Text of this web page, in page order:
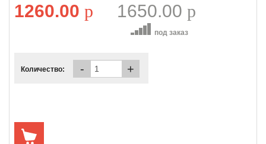
1260.00 p 1650.00 p
под заказ
Количество: - +